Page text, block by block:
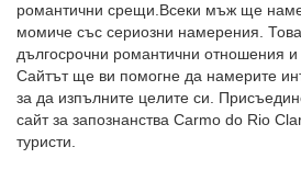
романтични срещи.Всеки мъж ще
момиче със сериозни намерения.
дългосрочни романтични отношения
Сайтът ще ви помогне да намерите
за да изпълните целите си.
сайт за запознанства Carmo do Rio
туристи.